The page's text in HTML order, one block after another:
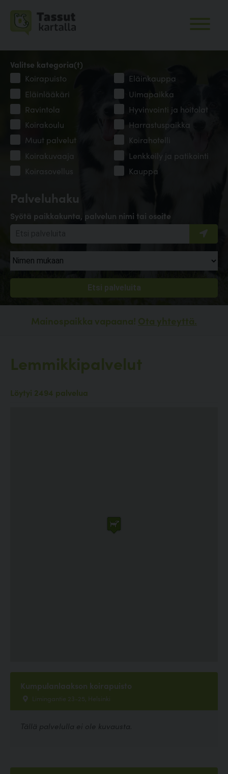
Palveluhaku
Syötä paikkakunta, palvelun nimi tai osoite
Valitse kategoria(t)
Koirapuisto
Eläinkauppa
Eläinlääkäri
Uimapaikka
Ravintola
Hyvinvointi ja hoitolat
Koirakoulu
Harrastuspaikka
Muut palvelut
Koirahotelli
Koirakuvaaja
Lenkkeily ja patikointi
Koirasovellus
Kauppa
Mainospaikka vapaana! Ota yhteyttä.
Lemmikkipalvelut
Löytyi 2494 palvelua
Kumpulanlaakson koirapuisto
Limingantie 23-25, Helsinki
Tällä palvelulla ei ole kuvausta.